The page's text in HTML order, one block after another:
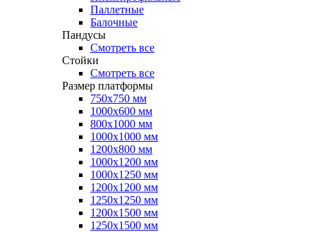
Паллетные
Балочные
Пандусы
Смотреть все
Стойки
Смотреть все
Размер платформы
750х750 мм
1000х600 мм
800х1000 мм
1000х1000 мм
1200х800 мм
1000х1200 мм
1000х1250 мм
1200х1200 мм
1250х1250 мм
1200х1500 мм
1250х1500 мм